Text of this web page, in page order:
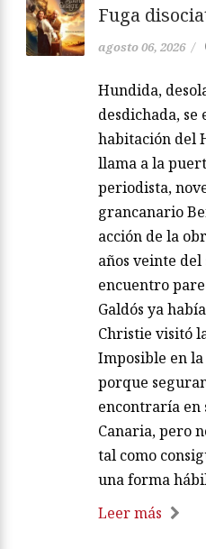
Fuga
agosto 06, 2026 /
Hundida,
desdichada, se
habitación del
llama a la
periodista,
grancanario
acción de la
años veinte
encuentro
Galdós ya
Christie visitó
Imposible en
porque
encontraría en
Canaria, pero
tal como
una forma
Leer más